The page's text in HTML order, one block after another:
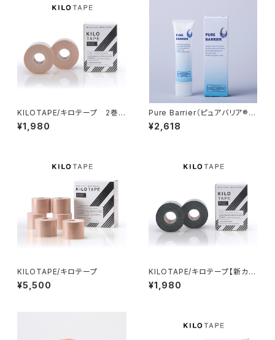
KILOTAPE/キロテープ 2巻入
り特別パッケージ
¥1,980
Pure Barrier（ピュアバリア®）
60ｇ
¥2,618
KILOTAPE/キロテープ
¥5,500
KILOTAPE/キロテープ【新カラ
ー：ブラック】2巻入り特別パッケ
ージ
¥1,980